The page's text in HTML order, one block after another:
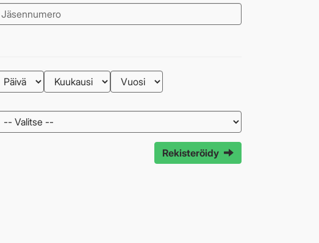
Rekisteröidy